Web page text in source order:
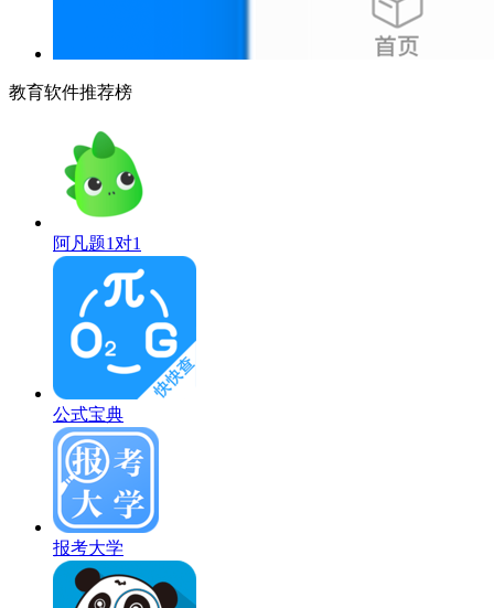
教育软件推荐榜
阿凡题1对1
公式宝典
报考大学